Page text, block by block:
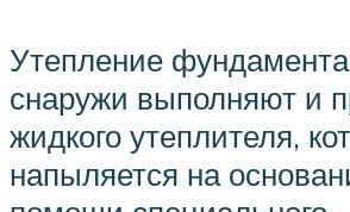
Утепление
снаружи выполняют и
жидкого утеплителя,
напыляется на